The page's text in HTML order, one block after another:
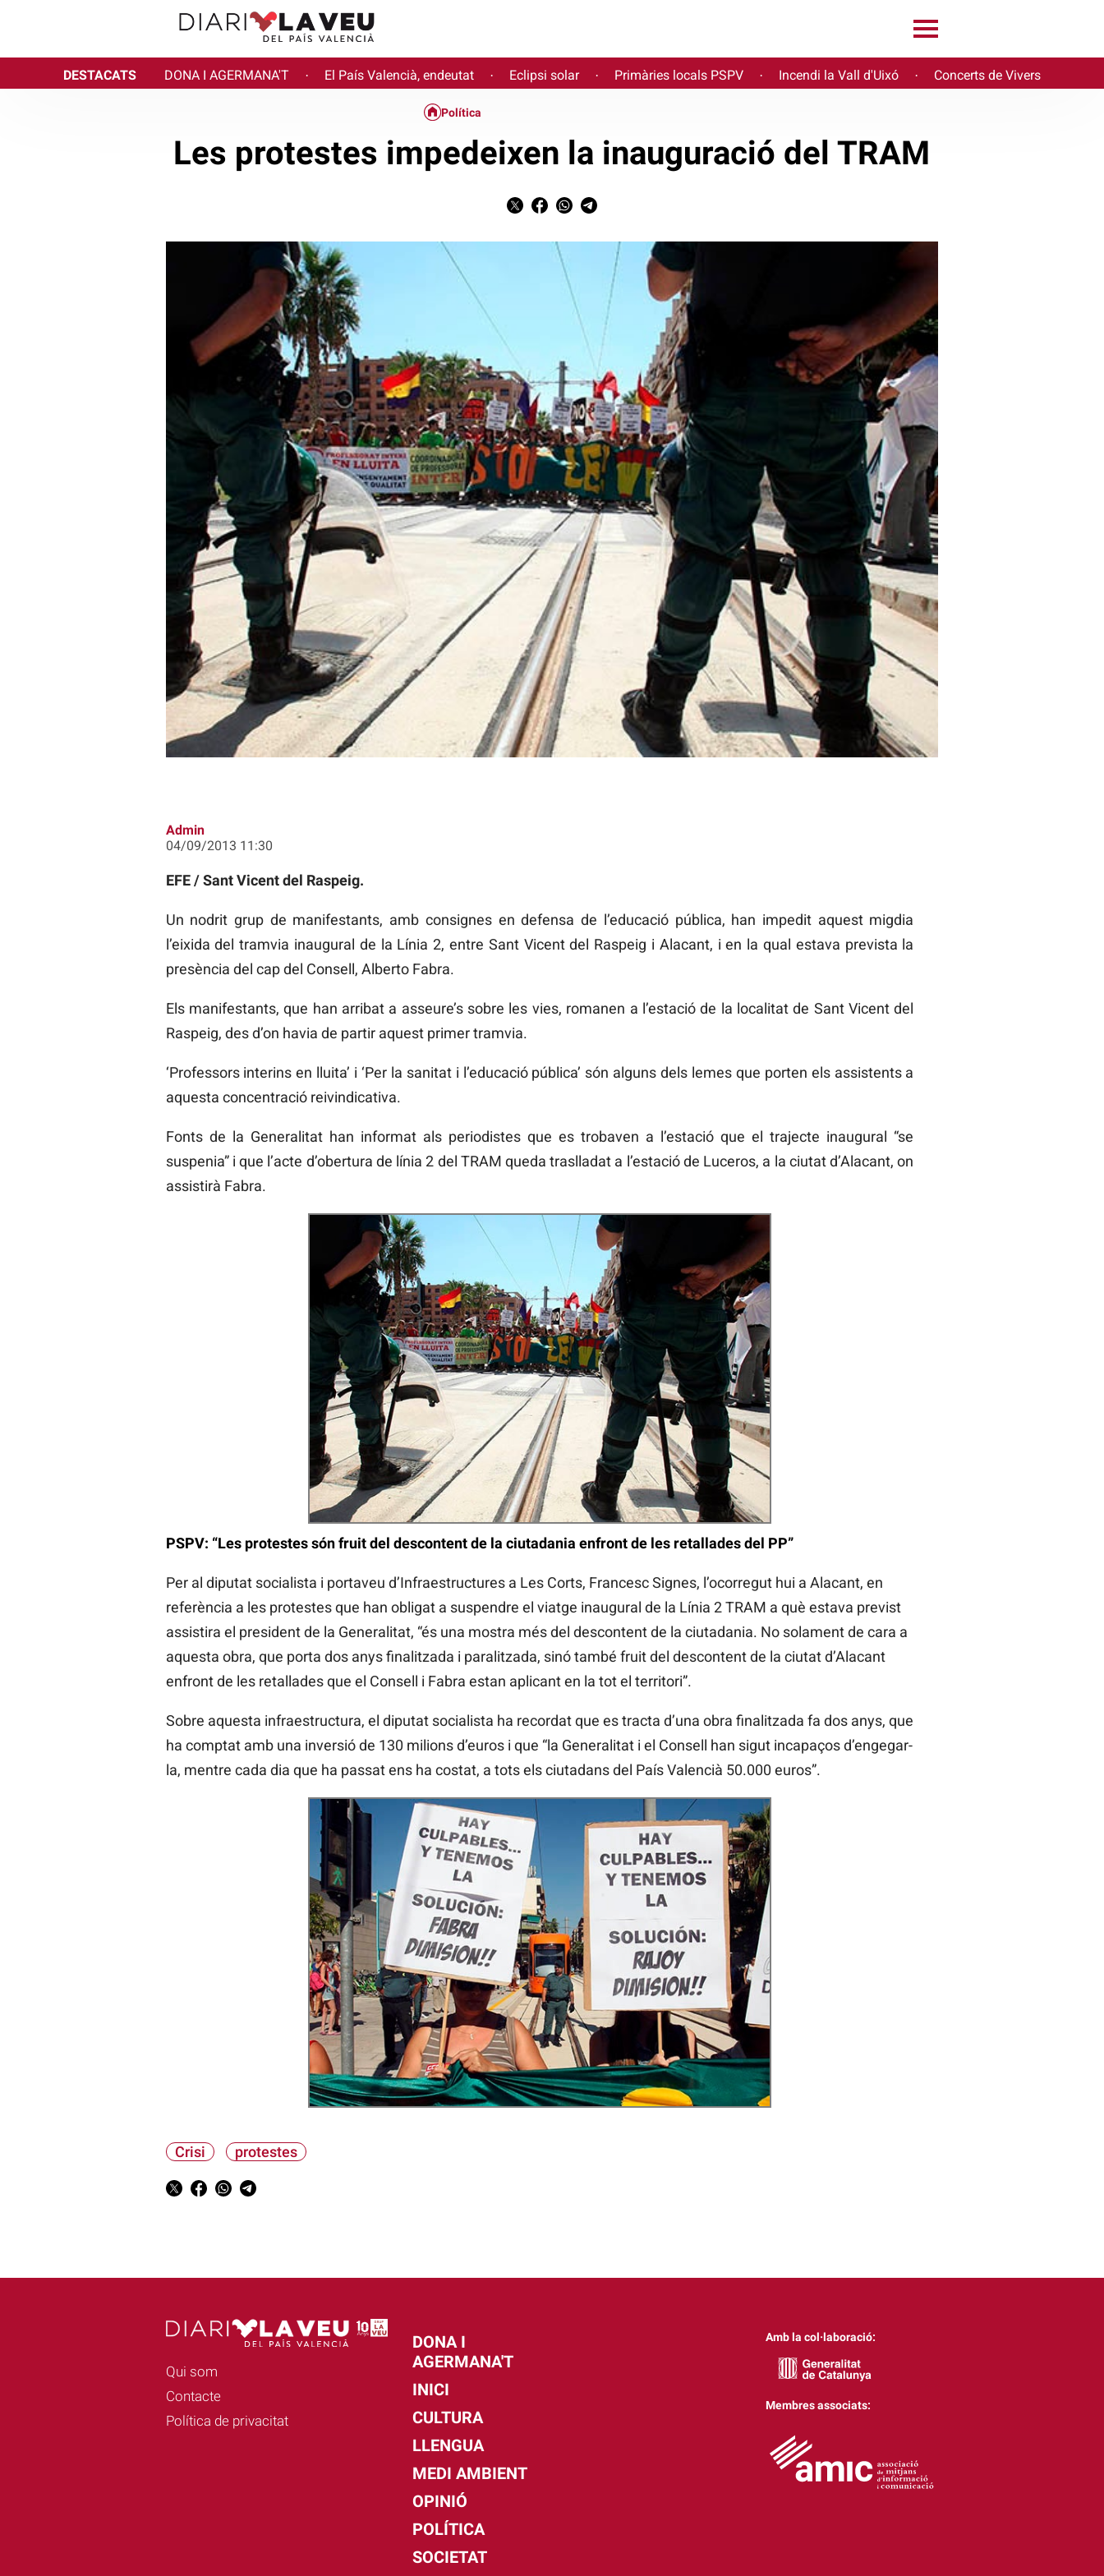
DESTACATS DONA I AGERMANA'T · El País Valencià, endeutat · Eclipsi solar · Primàries locals PSPV · Incendi la Vall d'Uixó · Concerts de Vivers
Política
Les protestes impedeixen la inauguració del TRAM
Admin
04/09/2013 11:30
EFE / Sant Vicent del Raspeig.
Un nodrit grup de manifestants, amb consignes en defensa de l’educació pública, han impedit aquest migdia
l’eixida del tramvia inaugural de la Línia 2, entre Sant Vicent del Raspeig i Alacant, i en la qual estava prevista la
presència del cap del Consell, Alberto Fabra.
Els manifestants, que han arribat a asseure’s sobre les vies, romanen a l’estació de la localitat de Sant Vicent del
Raspeig, des d’on havia de partir aquest primer tramvia.
‘Professors interins en lluita’ i ‘Per la sanitat i l’educació pública’ són alguns dels lemes que porten els assistents a
aquesta concentració reivindicativa.
Fonts de la Generalitat han informat als periodistes que es trobaven a l’estació que el trajecte inaugural “se
suspenia” i que l’acte d’obertura de línia 2 del TRAM queda traslladat a l’estació de Luceros, a la ciutat d’Alacant, on
assistirà Fabra.
PSPV: “Les protestes són fruit del descontent de la ciutadania enfront de les retallades del PP”
Per al diputat socialista i portaveu d’Infraestructures a Les Corts, Francesc Signes, l’ocorregut hui a Alacant, en
referència a les protestes que han obligat a suspendre el viatge inaugural de la Línia 2 TRAM a què estava previst
assistira el president de la Generalitat, “és una mostra més del descontent de la ciutadania. No solament de cara a
aquesta obra, que porta dos anys finalitzada i paralitzada, sinó també fruit del descontent de la ciutat d’Alacant
enfront de les retallades que el Consell i Fabra estan aplicant en la tot el territori”.
Sobre aquesta infraestructura, el diputat socialista ha recordat que es tracta d’una obra finalitzada fa dos anys, que
ha comptat amb una inversió de 130 milions d’euros i que “la Generalitat i el Consell han sigut incapaços d’engegar-
la, mentre cada dia que ha passat ens ha costat, a tots els ciutadans del País Valencià 50.000 euros”.
Crisi protestes
Qui som
Contacte
Política de privacitat
DONA I
AGERMANA'T
INICI
CULTURA
LLENGUA
MEDI AMBIENT
OPINIÓ
POLÍTICA
SOCIETAT
Amb la col·laboració:
Membres associats: